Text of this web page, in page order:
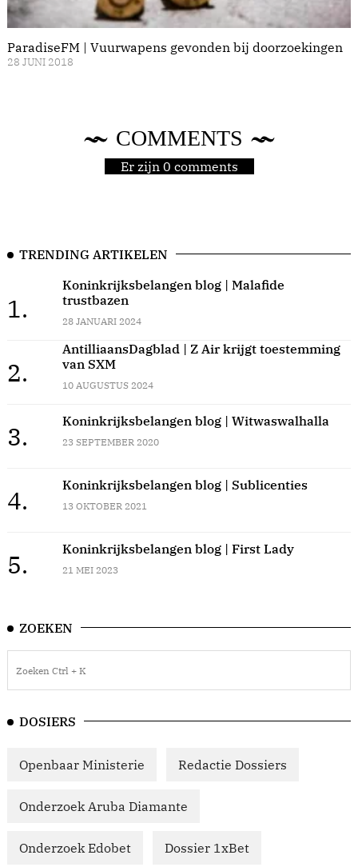
ParadiseFM | Vuurwapens gevonden bij doorzoekingen
28 JUNI 2018
COMMENTS
Er zijn 0 comments
TRENDING ARTIKELEN
1.
Koninkrijksbelangen blog | Malafide
trustbazen
28 JANUARI 2024
2.
AntilliaansDagblad | Z Air krijgt toestemming
van SXM
10 AUGUSTUS 2024
3.
Koninkrijksbelangen blog | Witwaswalhalla
23 SEPTEMBER 2020
4.
Koninkrijksbelangen blog | Sublicenties
13 OKTOBER 2021
5.
Koninkrijksbelangen blog | First Lady
21 MEI 2023
ZOEKEN
DOSIERS
Openbaar Ministerie Redactie Dossiers
Onderzoek Aruba Diamante
Onderzoek Edobet Dossier 1xBet